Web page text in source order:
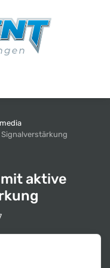
Signalverstärkung
mit aktive